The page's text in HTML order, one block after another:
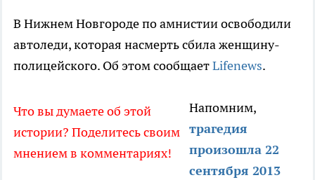
В Нижнем Новгороде по амнистии освободили
автоледи, которая насмерть сбила женщину-
полицейского. Об этом сообщаетLifenews.
Что вы думаете об этой
истории? Поделитесь своим
мнением в комментариях!
Напомним,
трагедия
произошла 22
сентября 2013